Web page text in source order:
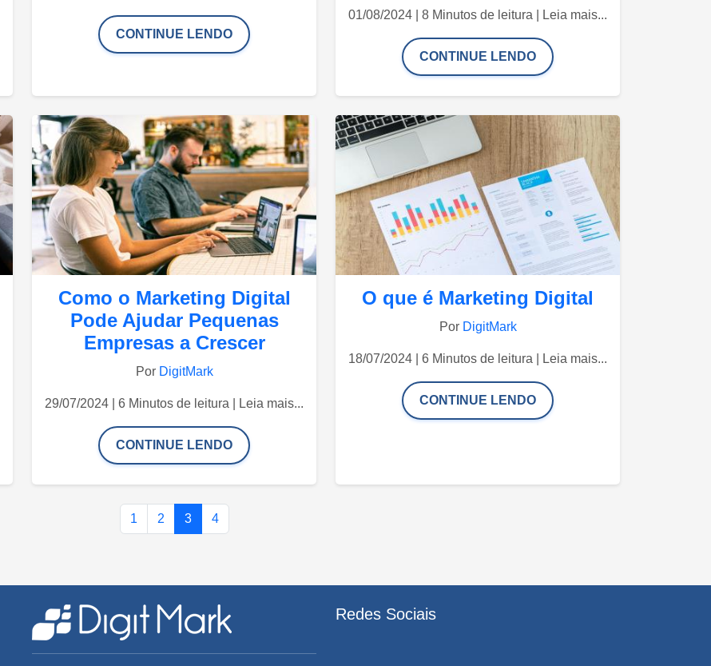
CONTINUE LENDO
01/08/2024 | 8 Minutos de leitura | Leia mais...
CONTINUE LENDO
Como o Marketing Digital
Pode Ajudar Pequenas
Empresas a Crescer
Por DigitMark
29/07/2024 | 6 Minutos de leitura | Leia mais...
CONTINUE LENDO
O que é Marketing Digital
Por DigitMark
18/07/2024 | 6 Minutos de leitura | Leia mais...
CONTINUE LENDO
1 2 3 4
Redes Sociais